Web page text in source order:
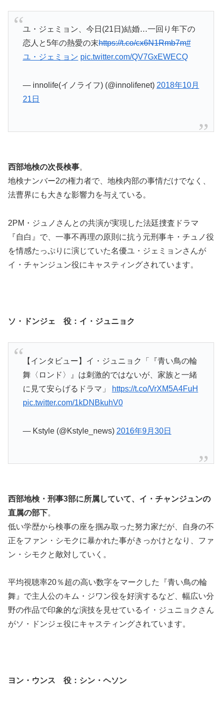
ユ・ジェミョン、今日(21日)結婚…一回り年下の
恋人と5年の熱愛の末https://t.co/cx6N1Rmb7m#
ユ・ジェミョン pic.twitter.com/QV7GxEWECQ
— innolife(イノライフ) (@innolifenet) 2018年10月
21日
西部地検の次長検事。
地検ナンバー2の権力者で、地検内部の事情だけでなく、
法曹界にも大きな影響力を与えている。
2PM・ジュノさんとの共演が実現した法廷捜査ドラマ
『自白』で、一事不再理の原則に抗う元刑事キ・チュノ役
を情感たっぷりに演じていた名優ユ・ジェミョンさんが
イ・チャンジュン役にキャスティングされています。
ソ・ドンジェ 役：イ・ジュニョク
【インタビュー】イ・ジュニョク「『青い鳥の輪
舞〈ロンド〉』は刺激的ではないが、家族と一緒
に見て安らげるドラマ」
https://t.co/VrXM5A4FuH
pic.twitter.com/1kDNBkuhV0
— Kstyle (@Kstyle_news) 2016年9月30日
西部地検・刑事3部に所属していて、イ・チャンジュンの
直属の部下。
低い学歴から検事の座を掴み取った努力家だが、自身の不
正をファン・シモクに暴かれた事がきっかけとなり、ファ
ン・シモクと敵対していく。
平均視聴率20％超の高い数字をマークした『青い鳥の輪
舞』で主人公のキム・ジワン役を好演するなど、幅広い分
野の作品で印象的な演技を見せているイ・ジュニョクさん
がソ・ドンジェ役にキャスティングされています。
ヨン・ウンス 役：シン・ヘソン